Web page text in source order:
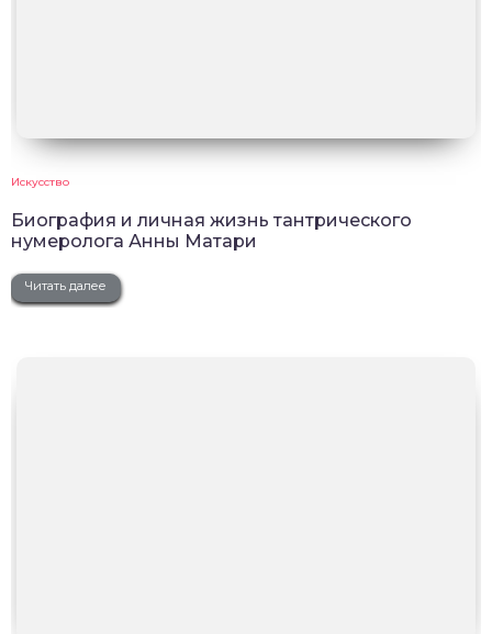
Искусство
Биография и личная жизнь тантрического
нумеролога Анны Матари
Читать далее